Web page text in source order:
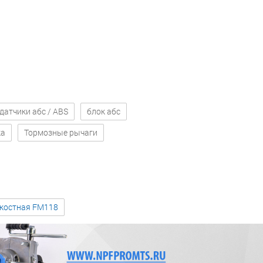
датчики абс / ABS
блок абс
Тормозные рычаги
FM118